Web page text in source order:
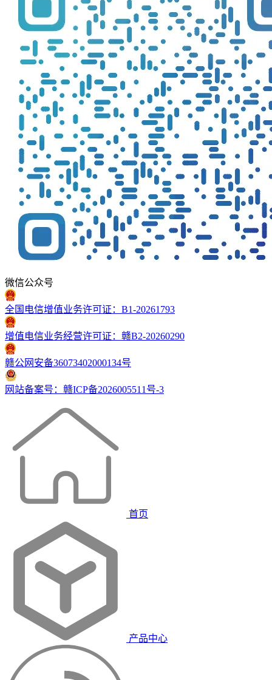
微信公众号
全国电信增值业务许可证：B1-20261793
增值电信业务经营许可证：赣B2-20260290
赣公网安备36073402000134号
网站备案号：赣ICP备2026005511号-3
首页
产品中心